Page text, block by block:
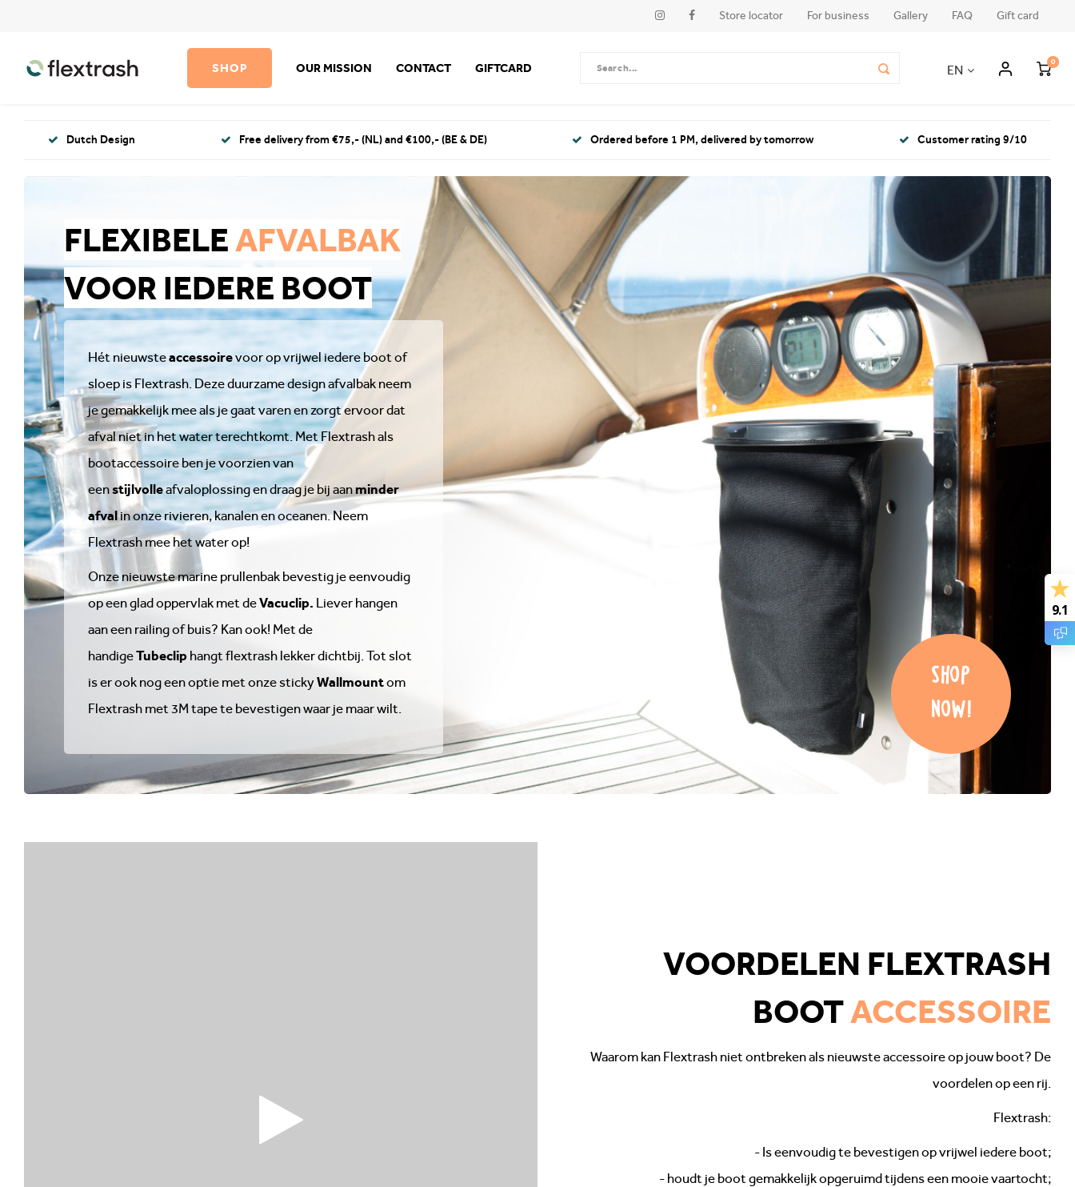
9.1
Store locator For business Gallery FAQ Gift card
SHOP OUR MISSION CONTACT GIFTCARD EN
0
Dutch Design Free delivery from €75,- (NL) and €100,- (BE & DE) Ordered before 1 PM, delivered by tomorrow Customer rating 9/10
FLEXIBELEAFVALBAK
VOOR IEDERE BOOT
Hét nieuwsteaccessoirevoor op vrijwel iedere boot of
sloep is Flextrash. Deze duurzame design afvalbak neem
je gemakkelijk mee als je gaat varen en zorgt ervoor dat
afval niet in het water terechtkomt. Met Flextrash als
bootaccessoire ben je voorzien van
eenstijlvolleafvaloplossing en draag je bij aanminder
afvalin onze rivieren, kanalen en oceanen. Neem
Flextrash mee het water op!
Onze nieuwste marine prullenbak bevestig je eenvoudig
op een glad oppervlak met deVacuclip. Liever hangen
aan een railing of buis? Kan ook! Met de
handigeTubeclip hangt flextrash lekker dichtbij. Tot slot
is er ook nog een optie met onze stickyWallmountom
Flextrash met 3M tape te bevestigen waar je maar wilt.
SHOP
NOW!
VOORDELEN FLEXTRASH
BOOTACCESSOIRE
Waarom kan Flextrash niet ontbreken als nieuwste accessoire op jouw boot? De
voordelen op een rij.
Flextrash:
- Is eenvoudig te bevestigen op vrijwel iedere boot;
- houdt je boot gemakkelijk opgeruimd tijdens een mooie vaartocht;